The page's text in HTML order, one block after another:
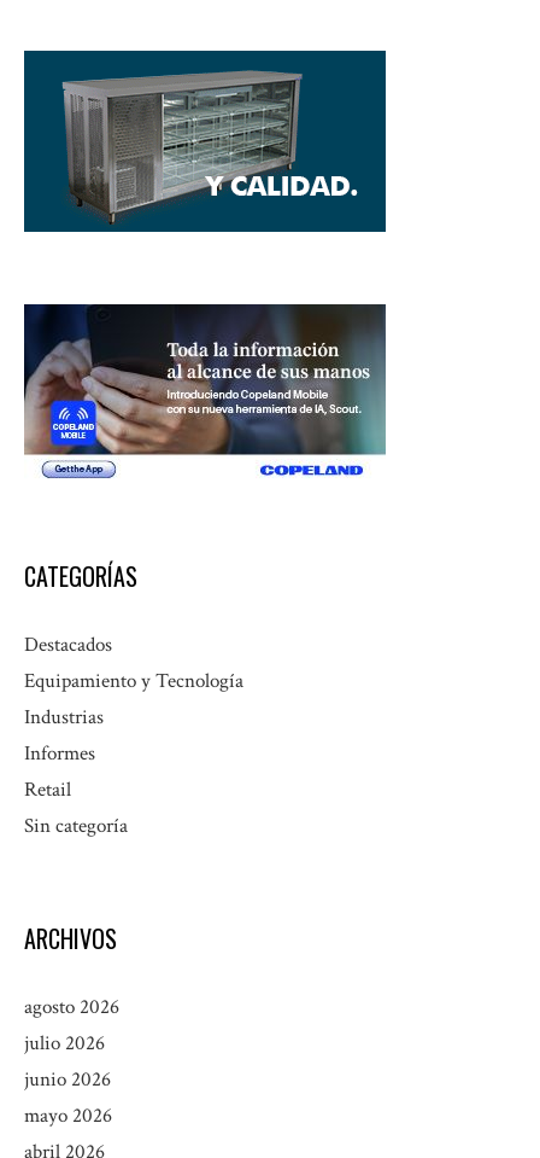
CATEGORÍAS
Destacados
Equipamiento y Tecnología
Industrias
Informes
Retail
Sin categoría
ARCHIVOS
agosto 2026
julio 2026
junio 2026
mayo 2026
abril 2026